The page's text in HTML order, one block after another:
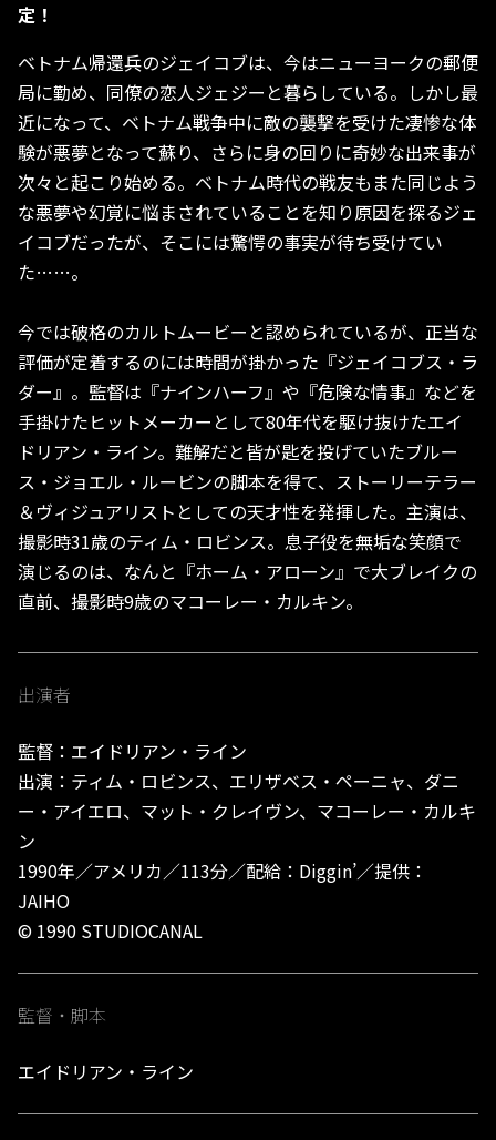
定！
ベトナム帰還兵のジェイコブは、今はニューヨークの郵便
局に勤め、同僚の恋人ジェジーと暮らしている。しかし最
近になって、ベトナム戦争中に敵の襲撃を受けた凄惨な体
験が悪夢となって蘇り、さらに身の回りに奇妙な出来事が
次々と起こり始める。ベトナム時代の戦友もまた同じよう
な悪夢や幻覚に悩まされていることを知り原因を探るジェ
イコブだったが、そこには驚愕の事実が待ち受けてい
た……。
今では破格のカルトムービーと認められているが、正当な
評価が定着するのには時間が掛かった『ジェイコブス・ラ
ダー』。監督は『ナインハーフ』や『危険な情事』などを
手掛けたヒットメーカーとして80年代を駆け抜けたエイ
ドリアン・ライン。難解だと皆が匙を投げていたブルー
ス・ジョエル・ルービンの脚本を得て、ストーリーテラー
＆ヴィジュアリストとしての天才性を発揮した。主演は、
撮影時31歳のティム・ロビンス。息子役を無垢な笑顔で
演じるのは、なんと『ホーム・アローン』で大ブレイクの
直前、撮影時9歳のマコーレー・カルキン。
出演者
監督：エイドリアン・ライン
出演：ティム・ロビンス、エリザベス・ペーニャ、ダニ
ー・アイエロ、マット・クレイヴン、マコーレー・カルキ
ン
1990年／アメリカ／113分／配給：Diggin’／提供：
JAIHO
© 1990 STUDIOCANAL
監督・脚本
エイドリアン・ライン